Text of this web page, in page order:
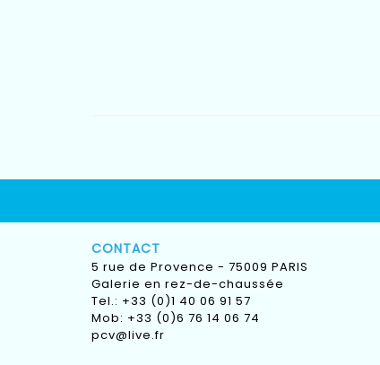
CONTACT
5 rue de Provence - 75009 PARIS
Galerie en rez-de-chaussée
Tel.: +33 (0)1 40 06 91 57
Mob: +33 (0)6 76 14 06 74
pcv@live.fr